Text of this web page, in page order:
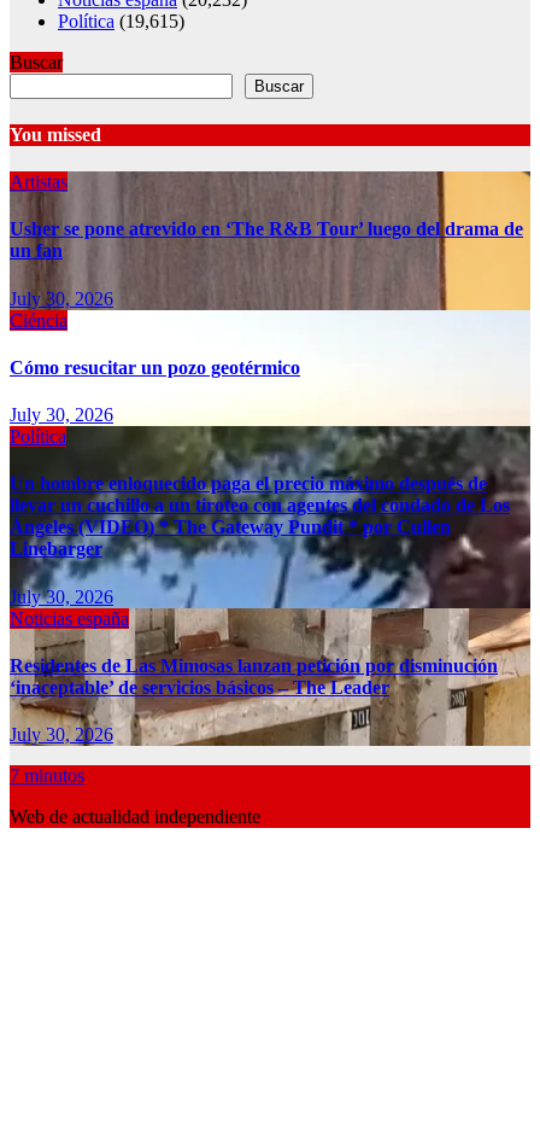
Política (19,615)
Buscar
Buscar
You missed
Artistas
Usher se pone atrevido en ‘The R&B Tour’ luego del drama de
un fan
July 30, 2026
Ciéncia
Cómo resucitar un pozo geotérmico
July 30, 2026
Política
Un hombre enloquecido paga el precio máximo después de
llevar un cuchillo a un tiroteo con agentes del condado de Los
Ángeles (VIDEO) * The Gateway Pundit * por Cullen
Linebarger
July 30, 2026
Noticias españa
Residentes de Las Mimosas lanzan petición por disminución
‘inaceptable’ de servicios básicos – The Leader
July 30, 2026
7 minutos
Web de actualidad independiente